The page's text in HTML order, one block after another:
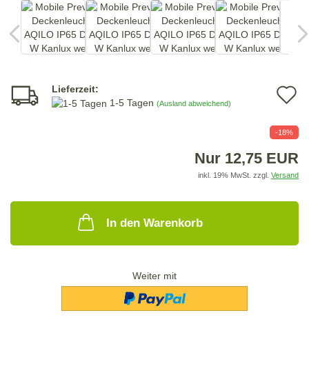
Lieferzeit:
1-5 Tagen (Ausland abweichend)
-18%
Nur 12,75 EUR
inkl. 19% MwSt. zzgl. Versand
In den Warenkorb
Weiter mit